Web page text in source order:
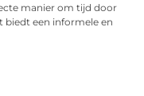
manier om tijd door
biedt een informele en